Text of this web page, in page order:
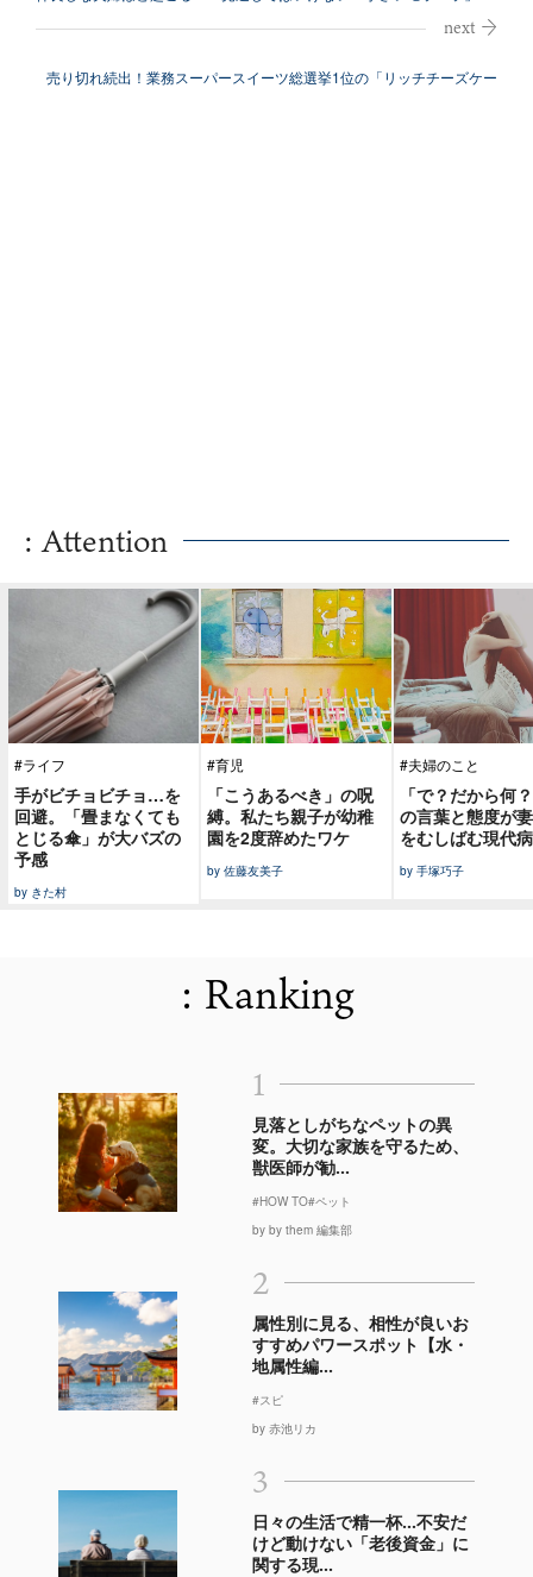
売り切れ続出！業務スーパースイーツ総選挙1位の「リッチチーズケー
: Attention
#ライフ
手がビチョビチョ…を
回避。「畳まなくても
とじる傘」が大バズの
予感
by きた村
#育児
「こうあるべき」の呪
縛。私たち親子が幼稚
園を2度辞めたワケ
by 佐藤友美子
#夫婦のこと
「で？だから何
の言葉と態度が
をむしばむ現代病
by 手塚巧子
: Ranking
1
見落としがちなペットの異
変。大切な家族を守るため、
獣医師が勧...
#HOW TO#ペット
by by them 編集部
2
属性別に見る、相性が良いお
すすめパワースポット【水・
地属性編...
#スピ
by 赤池リカ
3
日々の生活で精一杯…不安だ
けど動けない「老後資金」に
関する現...